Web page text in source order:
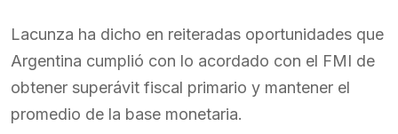
Lacunza ha dicho en reiteradas oportunidades que
Argentina cumplió con lo acordado con el FMI de
obtener superávit fiscal primario y mantener el
promedio de la base monetaria.